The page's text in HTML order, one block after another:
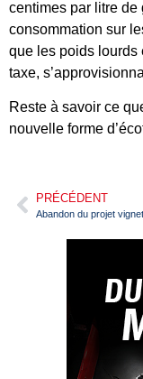
centimes par litre
consommation sur
que les poids lourds
taxe,
Reste à savoir ce
nouvelle forme
PRÉCÉDENT